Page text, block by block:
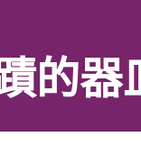
的器